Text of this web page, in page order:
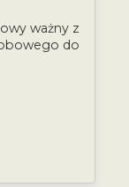
ważny z
do